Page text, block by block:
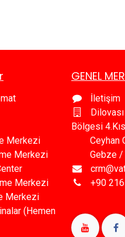
GENEL
İletişim
Bölgesi
Ceyhan
Gebze /
+90
Merkezi
Merkezi
Merkezi
Merkezi
(Hemen